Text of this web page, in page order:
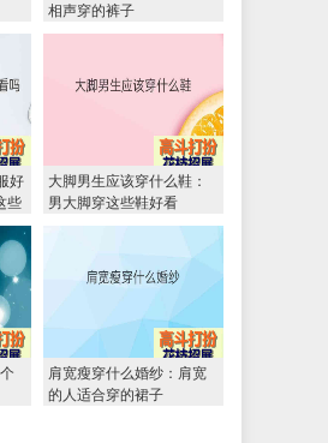
相声穿的裤子
好
些
大脚男生应该穿什么鞋：
男大脚穿这些鞋好看
肩宽瘦穿什么婚纱：肩宽
的人适合穿的裙子